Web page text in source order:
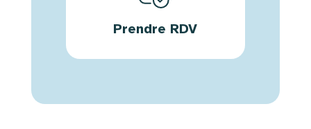
Prendre RDV